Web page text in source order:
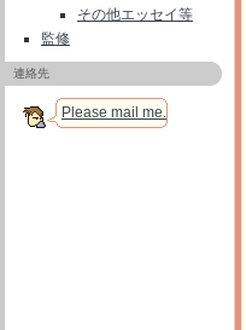
その他エッセイ等
監修
連絡先
Please mail me.